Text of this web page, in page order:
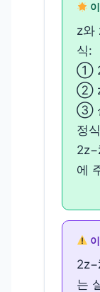
z와
식:
①
②
③
정식
에
는